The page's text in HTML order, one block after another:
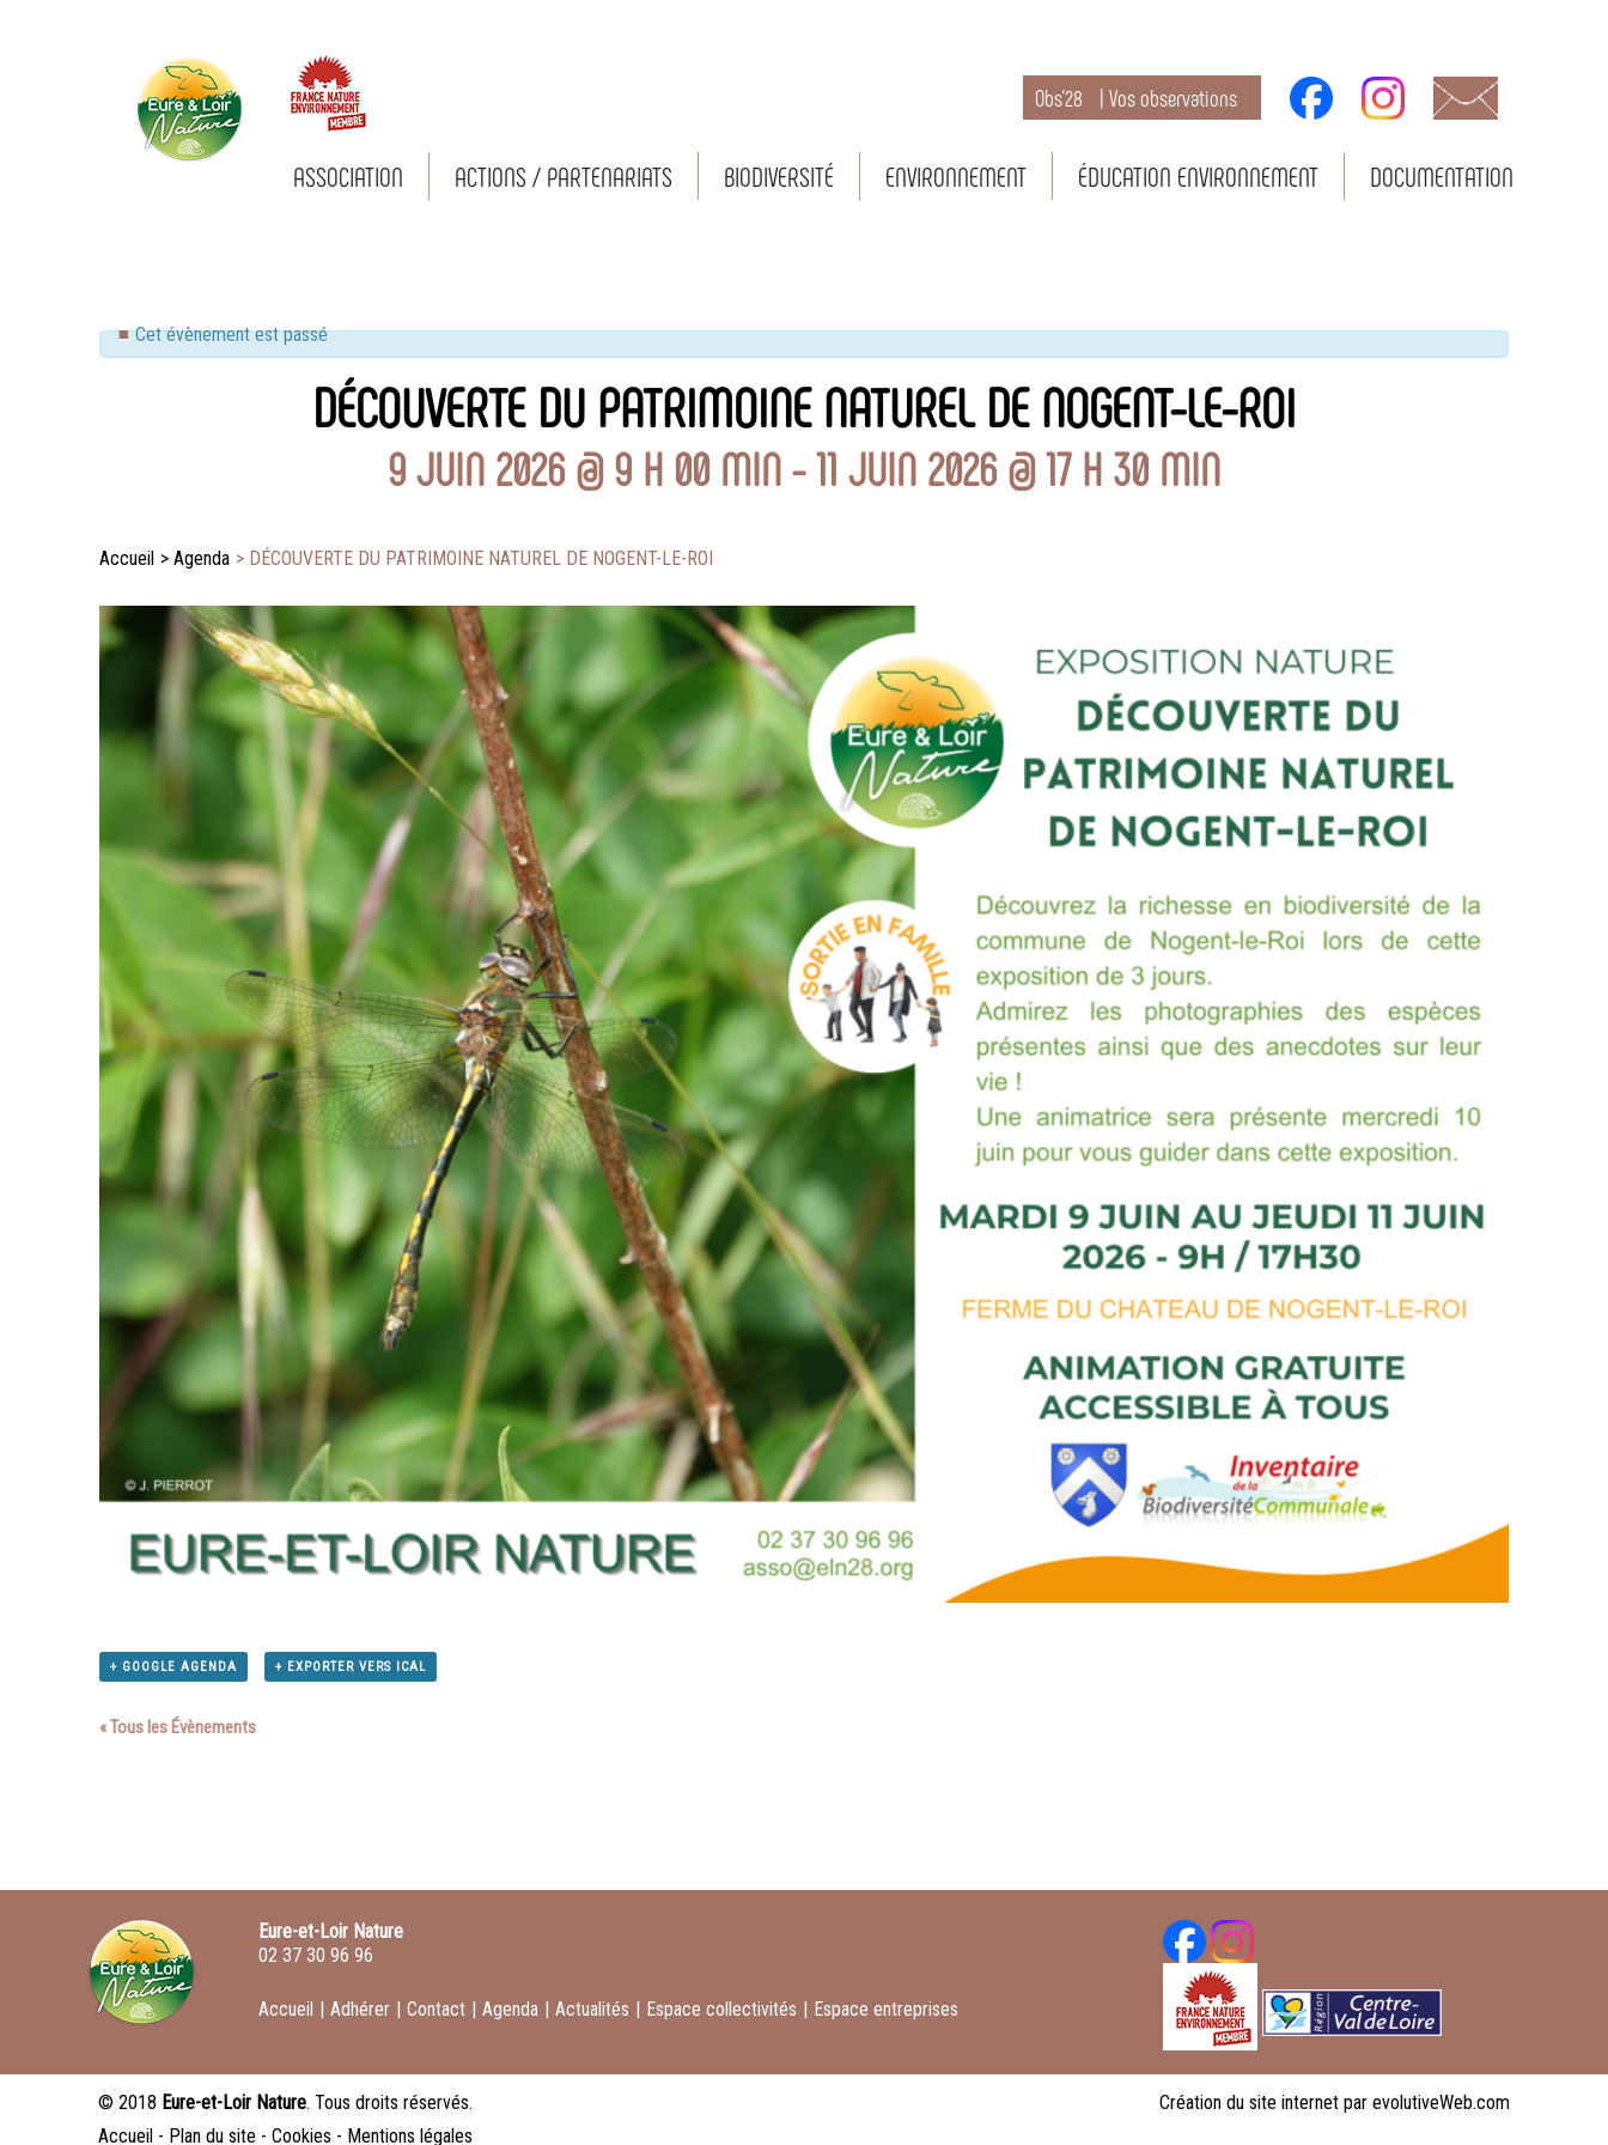
Obs’28 | Vos observations
ASSOCIATION ACTIONS / PARTENARIATS BIODIVERSITÉ ENVIRONNEMENT ÉDUCATION ENVIRONNEMENT DOCUMENTATION
Cet évènement est passé
DÉCOUVERTE DU PATRIMOINE NATUREL DE NOGENT-LE-ROI
9 JUIN 2026 @ 9 H 00 MIN-11 JUIN 2026 @ 17 H 30 MIN
Accueil >Agenda > DÉCOUVERTE DU PATRIMOINE NATUREL DE NOGENT-LE-ROI
+ GOOGLE AGENDA + EXPORTER VERS ICAL
« Tous les Évènements
Eure-et-Loir Nature
02 37 30 96 96
Accueil | Adhérer | Contact | Agenda | Actualités | Espace collectivités | Espace entreprises
© 2018 Eure-et-Loir Nature. Tous droits réservés.
Accueil - Plan du site - Cookies - Mentions légales
Création du site internet par evolutiveWeb.com